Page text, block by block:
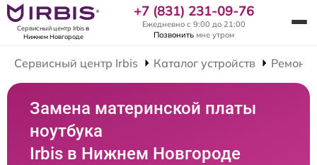
Сервисный центр Irbisв
Нижнем Новгороде
+7 (831) 231-09-76
Ежедневно с 9:00 до 21:00
Позвонить мне утром
Сервисный центр Irbis Каталог устройств Ремонт
Замена материнской платы
ноутбука
Irbis в Нижнем Новгороде